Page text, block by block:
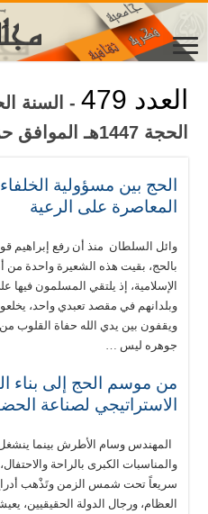
العدد 479
- السنة
الحجة 1447هـ الموافق حزيران 2026م
الحج بين مسؤولية
المعاصرة على الرعية
وائل السلطان منذ أن رفع إبراهيم
بالحج، بقيت هذه الشعيرة واحدة من
الإسلامية، إذ يلتقي المسلمون فيها
وبلدانهم في مقصد تعبدي واحد،
ويقفون بين يدي الله حفاة القلوب من
جوهره ليس …
من موسم الحج إلى بناء
الاستراتيجي لصناعة
المهندس وسام الأطرش بينما
والمناسبات الكبرى بالراحة
سريعاً تحت شمس الزمن وتَذْهب
العظام، ورجال الدولة الحقيقيين،